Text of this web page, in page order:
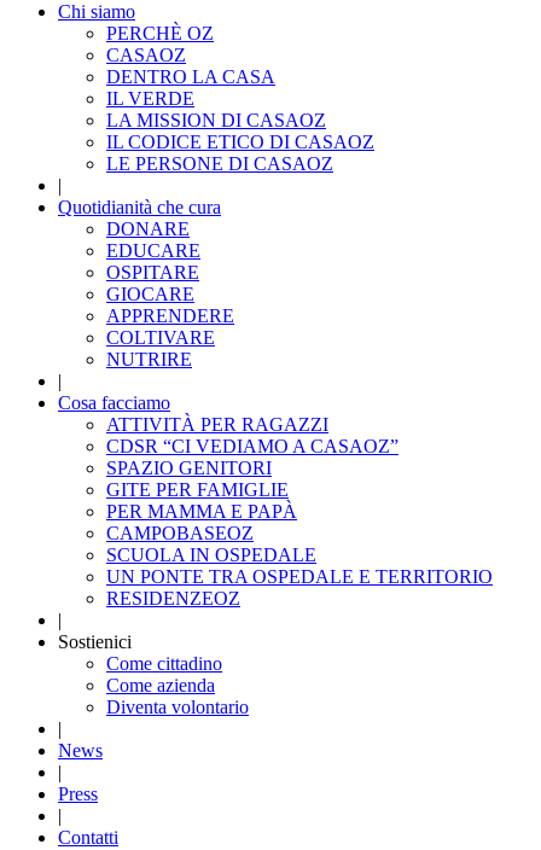
Chi siamo
PERCHÈ OZ
CASAOZ
DENTRO LA CASA
IL VERDE
LA MISSION DI CASAOZ
IL CODICE ETICO DI CASAOZ
LE PERSONE DI CASAOZ
|
Quotidianità che cura
DONARE
EDUCARE
OSPITARE
GIOCARE
APPRENDERE
COLTIVARE
NUTRIRE
|
Cosa facciamo
ATTIVITÀ PER RAGAZZI
CDSR “CI VEDIAMO A CASAOZ”
SPAZIO GENITORI
GITE PER FAMIGLIE
PER MAMMA E PAPÀ
CAMPOBASEOZ
SCUOLA IN OSPEDALE
UN PONTE TRA OSPEDALE E TERRITORIO
RESIDENZEOZ
|
Sostienici
Come cittadino
Come azienda
Diventa volontario
|
News
|
Press
|
Contatti